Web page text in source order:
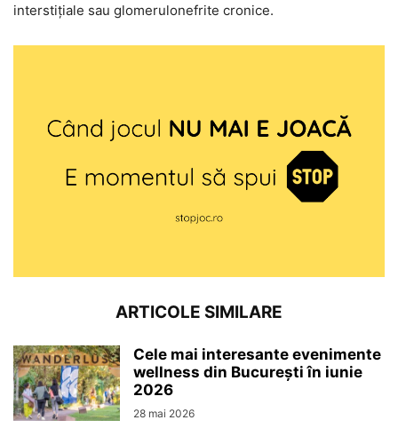
interstițiale sau glomerulonefrite cronice.
ARTICOLE SIMILARE
Cele mai interesante evenimente
wellness din București în iunie
2026
28 mai 2026